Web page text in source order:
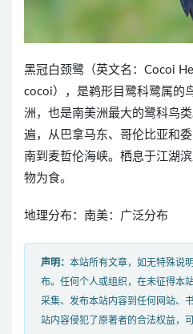
黑冠白颈鹭（英文名：Cocoi
cocoi），是鹈形目鹭科鹭属的
洲，也是南美洲最大的鹭科鸟
遍，从巴拿马东、哥伦比亚和
南到麦哲伦海峡。栖息于江湖
物为食。
地理分布：南美：广泛分布
声明： 本站所有文章，如无特殊说
布。任何个人或组织，在未征得本
采集、发布本站内容到任何网站、
站内容侵犯了原著者的合法权益，